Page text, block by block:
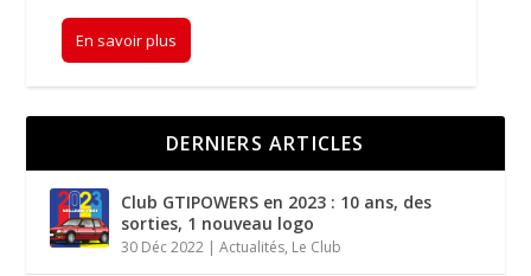
En savoir plus
DERNIERS ARTICLES
Club GTIPOWERS en 2023 : 10 ans, des
sorties, 1 nouveau logo
30 Déc 2022 |Actualités, Le Club